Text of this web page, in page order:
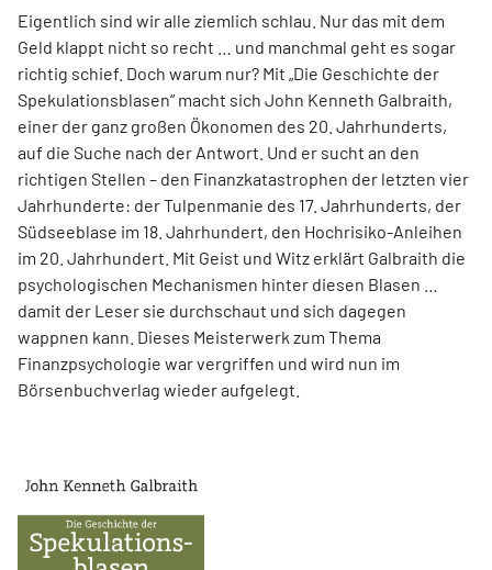
Eigentlich sind wir alle ziemlich schlau. Nur das mit dem
Geld klappt nicht so recht … und manchmal geht es sogar
richtig schief. Doch warum nur? Mit „Die Geschichte der
Spekulationsblasen“ macht sich John Kenneth Galbraith,
einer der ganz großen Ökonomen des 20. Jahrhunderts,
auf die Suche nach der Antwort. Und er sucht an den
richtigen Stellen – den Finanz­katas­trophen der letzten vier
Jahrhunderte: der Tulpenmanie des 17. Jahrhunderts, der
Südseeblase im 18. Jahrhundert, den Hochrisiko-Anleihen
im 20. Jahrhundert. Mit Geist und Witz erklärt Gal­braith die
psychologischen Mechanismen hinter diesen Blasen …
damit der Leser sie durchschaut und sich dagegen
wappnen kann. Dieses Meisterwerk zum Thema
Finanzpsychologie war vergriffen und wird nun im
Börsenbuchverlag wieder aufgelegt.